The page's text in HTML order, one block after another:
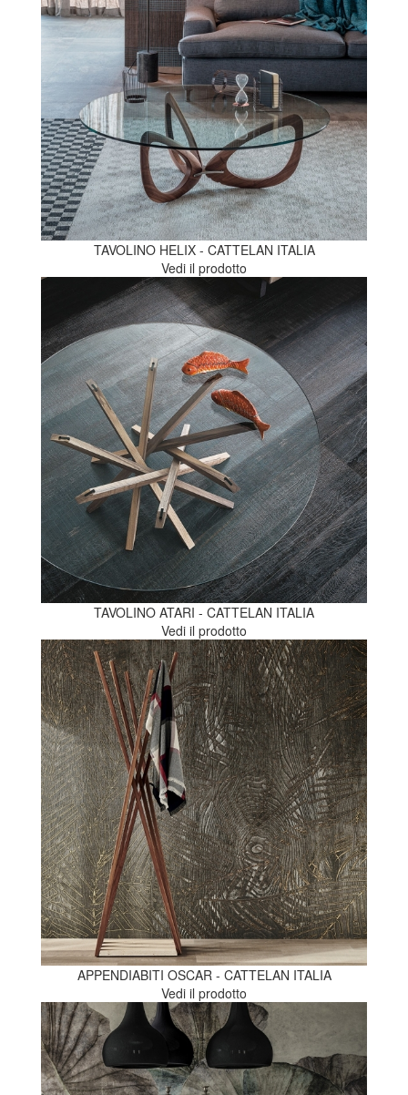
TAVOLINO HELIX - CATTELAN ITALIA
Vedi il prodotto
TAVOLINO ATARI - CATTELAN ITALIA
Vedi il prodotto
APPENDIABITI OSCAR - CATTELAN ITALIA
Vedi il prodotto